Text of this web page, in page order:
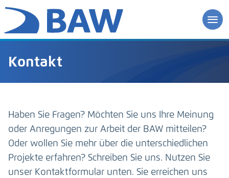
Kontakt
Haben Sie Fragen? Möchten Sie uns Ihre Meinung
oder Anregungen zur Arbeit der BAW mitteilen?
Oder wollen Sie mehr über die unterschiedlichen
Projekte erfahren? Schreiben Sie uns. Nutzen Sie
unser Kontaktformular unten. Sie erreichen uns